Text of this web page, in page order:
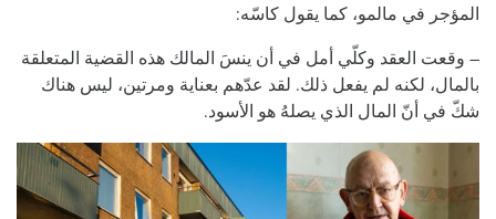
المؤجر في مالمو، كما يقول كاسّه:
– وقعت العقد وكلّي أمل في أن ينسَ المالك هذه القضية المتعلقة
بالمال، لكنه لم يفعل ذلك. لقد عدّهم بعناية ومرتين، ليس هناك
شكّ في أنّ المال الذي يصلهُ هو الأسود.